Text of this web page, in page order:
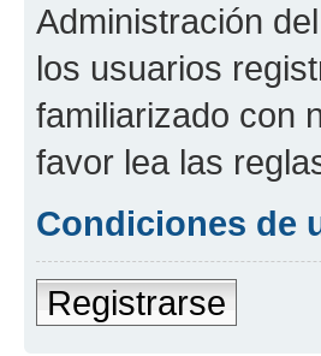
Administración
los usuarios
familiarizado con
favor lea las
Condiciones de
Registrarse